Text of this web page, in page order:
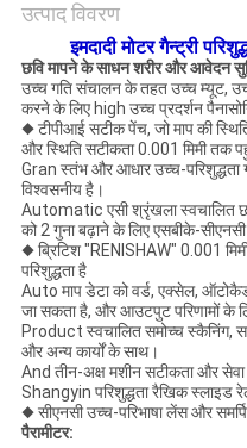
PRIVACY
POLICY
उत्पाद विवरण
इमदादी मोटर गैन्ट्री
छवि मापने के साधन शरीर और आवेदन
उच्च गति संचालन के तहत उच्च म्यूट,
करने के लिए high उच्च प्रदर्शन
◆ टीपीआई सटीक पेंच, जो माप की
और स्थिति सटीकता 0.001 मिमी तक
Gran स्तंभ और आधार उच्च-परिशुद्धता
विश्वसनीय है।
Automatic एसी श्रृंखला स्वचालित
को 2 गुना बढ़ाने के लिए एसबीके-
◆ ब्रिटिश "RENISHAW" 0.001
परिशुद्धता है
Auto माप डेटा को वर्ड, एक्सेल,
जा सकता है, और आउटपुट परिणामों के
Product स्वचालित समोच्च स्कैनिंग,
और अन्य कार्यों के साथ।
And तीन-अक्ष मशीन सटीकता और
Shangyin परिशुद्धता रैखिक स्लाइड
◆ सीएनसी उच्च-परिभाषा लेंस और
पैरामीटर: